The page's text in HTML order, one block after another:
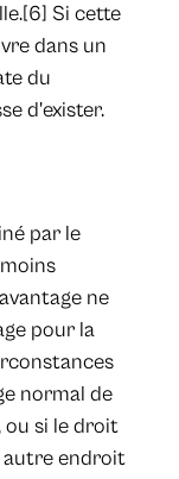
Si cette
dans un
du
d'exister.
par le
ne
pour la
normal de
ou si le droit
autre endroit